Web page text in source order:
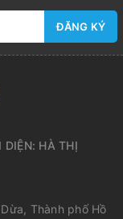
ĐĂNG KÝ
HÀ THỊ
Thành phố Hồ